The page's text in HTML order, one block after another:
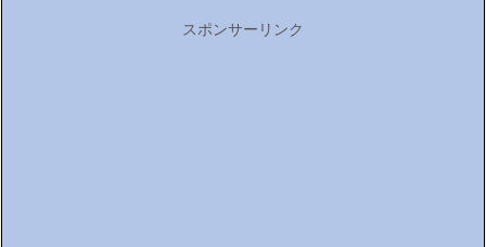
スポンサーリンク